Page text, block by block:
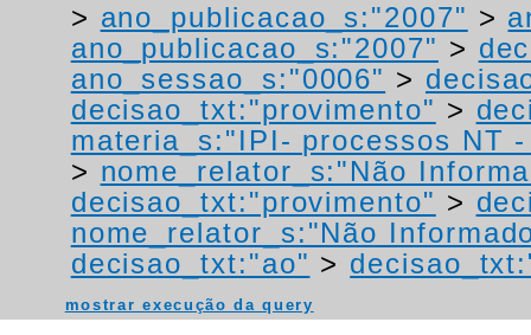
> ano_publicacao_s:"2007" >
ano_publicacao_s:"2007" >
ano_sessao_s:"0006" >
decisao_txt:"provimento" >
materia_s:"IPI- processos NT
> nome_relator_s:"Não
decisao_txt:"provimento" >
nome_relator_s:"Não
decisao_txt:"ao" >
mostrar execução da query